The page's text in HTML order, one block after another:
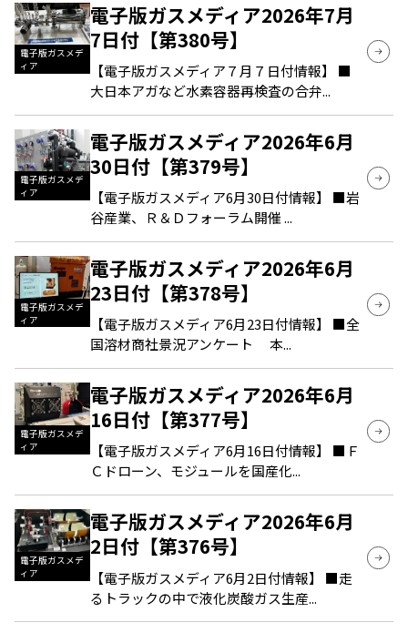
電子版ガスメデ
ィア
電子版ガスメディア2026年7月
7日付【第380号】
【電子版ガスメディア７月７日付情報】 ■
大日本アガなど水素容器再検査の合弁...
電子版ガスメデ
ィア
電子版ガスメディア2026年6月
30日付【第379号】
【電子版ガスメディア6月30日付情報】 ■岩
谷産業、Ｒ＆Ｄフォーラム開催 ...
電子版ガスメデ
ィア
電子版ガスメディア2026年6月
23日付【第378号】
【電子版ガスメディア6月23日付情報】 ■全
国溶材商社景況アンケート 本...
電子版ガスメデ
ィア
電子版ガスメディア2026年6月
16日付【第377号】
【電子版ガスメディア6月16日付情報】 ■Ｆ
Ｃドローン、モジュールを国産化...
電子版ガスメデ
ィア
電子版ガスメディア2026年6月
2日付【第376号】
【電子版ガスメディア6月2日付情報】 ■走
るトラックの中で液化炭酸ガス生産...